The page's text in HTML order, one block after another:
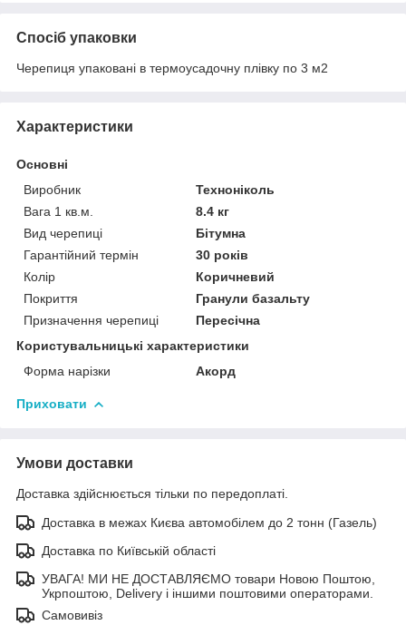
Спосіб упаковки
Черепиця упаковані в термоусадочну плівку по 3 м2
Характеристики
Основні
Виробник
Техноніколь
Вага 1 кв.м.
8.4 кг
Вид черепиці
Бітумна
Гарантійний термін
30 років
Колір
Коричневий
Покриття
Гранули базальту
Призначення черепиці
Пересічна
Користувальницькі характеристики
Форма нарізки
Акорд
Приховати
Умови доставки
Доставка здійснюється тільки по передоплаті.
Доставка в межах Києва автомобілем до 2 тонн (Газель)
Доставка по Київській області
УВАГА! МИ НЕ ДОСТАВЛЯЄМО товари Новою Поштою,
Укрпоштою, Delivery і іншими поштовими операторами.
Самовивіз